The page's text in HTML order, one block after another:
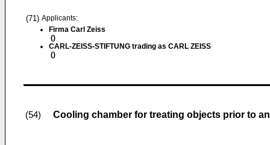
(71) Applicants:
Firma Carl Zeiss
()
CARL-ZEISS-STIFTUNG trading as CARL ZEISS
()
(54) Cooling chamber for treating objects prior to